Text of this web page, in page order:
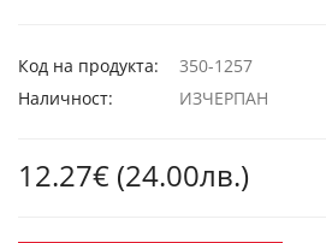
Код на продукта:
350-1257
Наличност:
ИЗЧЕРПАН
12.27€ (24.00лв.)